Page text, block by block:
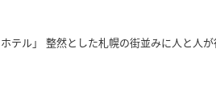
テル」 整然とした札幌の街並みに人と人